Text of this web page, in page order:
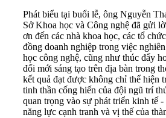
Phát biểu tại buổi lễ, ông Nguyễn
Sở Khoa học và Công nghệ đã gửi
ơn đến các nhà khoa học, các tổ
đồng doanh nghiệp trong việc
học công nghệ, cũng như thúc đẩy
đổi mới sáng tạo trên địa bàn trong
kết quả đạt được không chỉ thể hiện
tinh thần cống hiến của đội ngũ trí
quan trọng vào sự phát triển kinh tế
năng lực cạnh tranh và vị thế của